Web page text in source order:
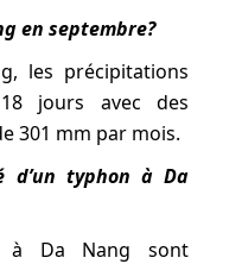
en septembre?
les précipitations
jours avec des
301 mm par mois.
d’un typhon à Da
à Da Nang sont